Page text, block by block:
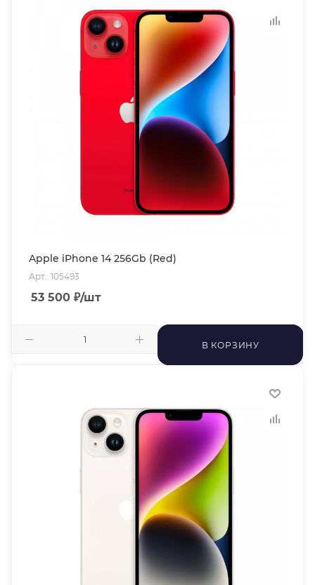
Apple iPhone 14 256Gb (Red)
Арт.: 105493
53 500 ₽/шт
В КОРЗИНУ